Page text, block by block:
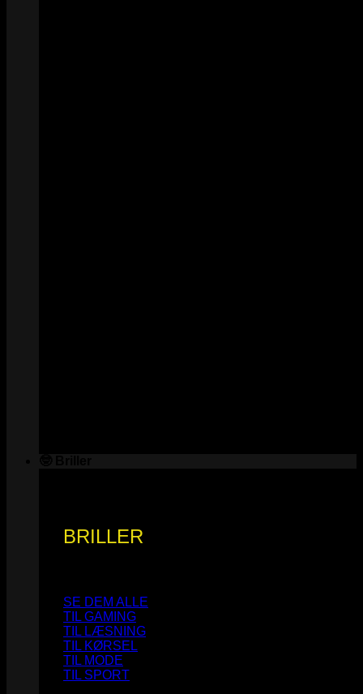
BRILLER
SE DEM ALLE
TIL GAMING
TIL LÆSNING
TIL KØRSEL
TIL MODE
TIL SPORT